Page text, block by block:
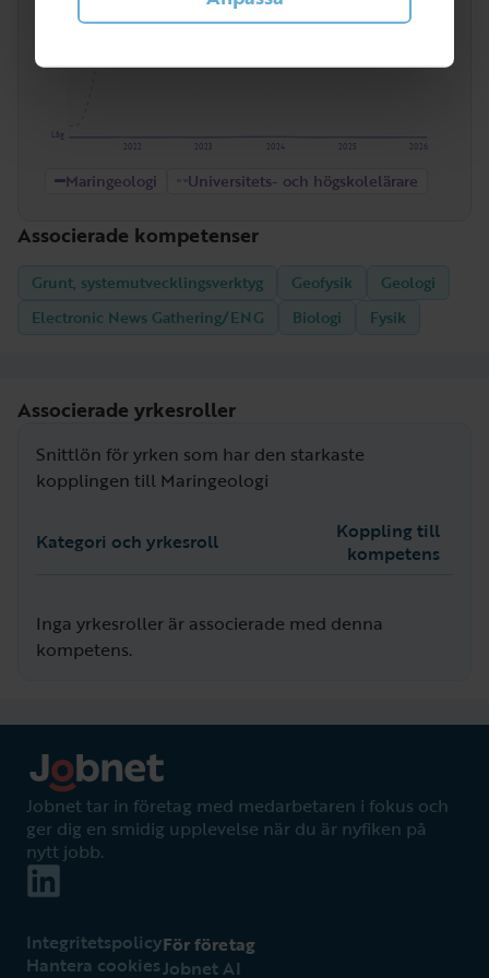
Låg
2026
2025
2024
2023
2022
Maringeologi Universitets- och högskolelärare
Associerade kompetenser
Grunt, systemutvecklingsverktyg Geofysik
Geologi
Electronic News Gathering/ENG
Biologi Fysik
Associerade yrkesroller
Snittlön för yrken som har den starkaste
kopplingen till Maringeologi
Kategori och yrkesroll
Koppling till
kompetens
Inga yrkesroller är associerade med denna
kompetens.
Jobnet tar in företag med medarbetaren i fokus och
ger dig en smidig upplevelse när du är nyfiken på
nytt jobb.
Integritetspolicy
Hantera cookies
För företag
Jobnet AI